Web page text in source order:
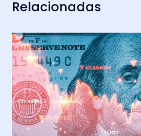
Relacionadas